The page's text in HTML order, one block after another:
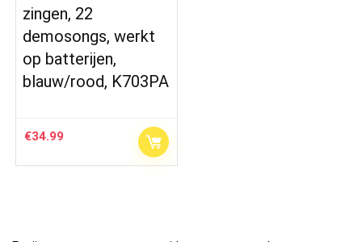
zingen, 22
demosongs, werkt
op batterijen,
blauw/rood, K703PA
€34.99